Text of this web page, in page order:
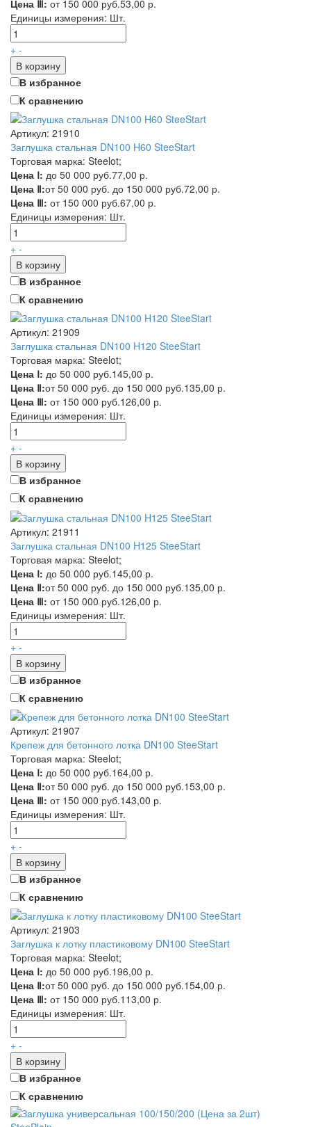
Цена Ⅲ: от 150 000 руб.53,00 р.
Единицы измерения: Шт.
+ -
В корзину
В избранное
К сравнению
Артикул: 21910
Заглушка стальная DN100 H60 SteeStart
Торговая марка: Steelot;
Цена Ⅰ: до 50 000 руб.77,00 р.
Цена Ⅱ:от 50 000 руб. до 150 000 руб.72,00 р.
Цена Ⅲ: от 150 000 руб.67,00 р.
Единицы измерения: Шт.
+ -
В корзину
В избранное
К сравнению
Артикул: 21909
Заглушка стальная DN100 H120 SteeStart
Торговая марка: Steelot;
Цена Ⅰ: до 50 000 руб.145,00 р.
Цена Ⅱ:от 50 000 руб. до 150 000 руб.135,00 р.
Цена Ⅲ: от 150 000 руб.126,00 р.
Единицы измерения: Шт.
+ -
В корзину
В избранное
К сравнению
Артикул: 21911
Заглушка стальная DN100 H125 SteeStart
Торговая марка: Steelot;
Цена Ⅰ: до 50 000 руб.145,00 р.
Цена Ⅱ:от 50 000 руб. до 150 000 руб.135,00 р.
Цена Ⅲ: от 150 000 руб.126,00 р.
Единицы измерения: Шт.
+ -
В корзину
В избранное
К сравнению
Артикул: 21907
Крепеж для бетонного лотка DN100 SteeStart
Торговая марка: Steelot;
Цена Ⅰ: до 50 000 руб.164,00 р.
Цена Ⅱ:от 50 000 руб. до 150 000 руб.153,00 р.
Цена Ⅲ: от 150 000 руб.143,00 р.
Единицы измерения: Шт.
+ -
В корзину
В избранное
К сравнению
Артикул: 21903
Заглушка к лотку пластиковому DN100 SteeStart
Торговая марка: Steelot;
Цена Ⅰ: до 50 000 руб.196,00 р.
Цена Ⅱ:от 50 000 руб. до 150 000 руб.154,00 р.
Цена Ⅲ: от 150 000 руб.113,00 р.
Единицы измерения: Шт.
+ -
В корзину
В избранное
К сравнению